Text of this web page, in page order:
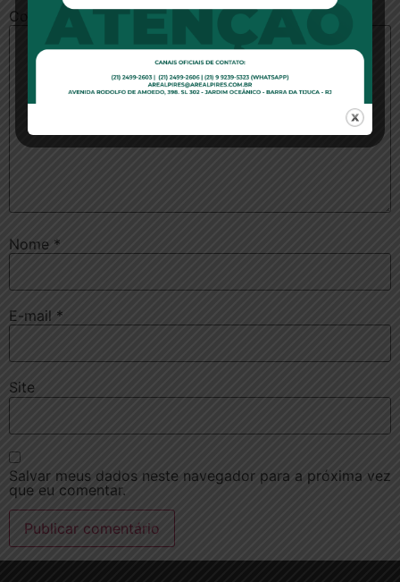
Comentário *
Nome *
E-mail *
Site
Salvar meus dados neste navegador para a próxima vez
que eu comentar.